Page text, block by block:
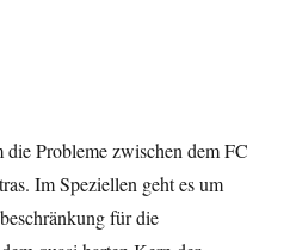
Probleme zwischen dem FC
Im Speziellen geht es um
für die